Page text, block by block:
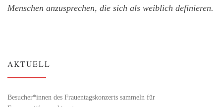
Menschen anzusprechen, die sich als weiblich definieren.
AKTUELL
Besucher*innen des Frauentagskonzerts sammeln für